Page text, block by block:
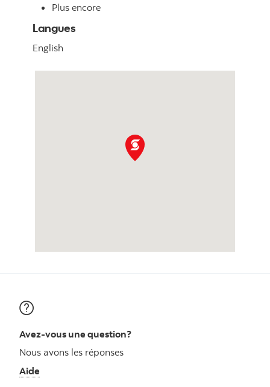
Plus encore
Langues
English
Avez-vous une question?
Nous avons les réponses
Aide